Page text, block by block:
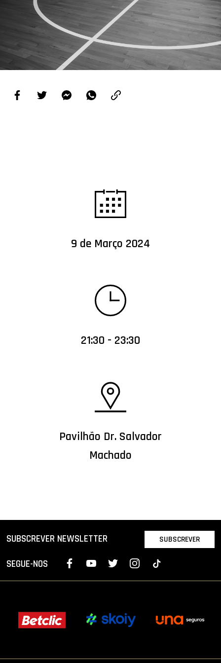
PROJETOS
LIGA BETCLIC MASCULINA
LIGA BETCLIC FEMININA
9 de Março 2024
21:30 - 23:30
Pavilhão Dr. Salvador
Machado
SUBSCREVER NEWSLETTER SUBSCREVER
SEGUE-NOS